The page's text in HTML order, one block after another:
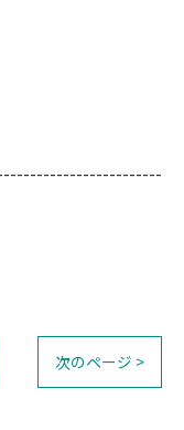
次のページ >